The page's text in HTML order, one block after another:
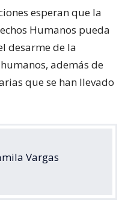
esperan que la
Humanos pueda
desarme de la
además de
que se han llevado
Vargas